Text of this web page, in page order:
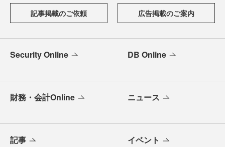
記事掲載のご依頼 広告掲載のご案内
Security Online DB Online
財務・会計Online ニュース
記事 イベント